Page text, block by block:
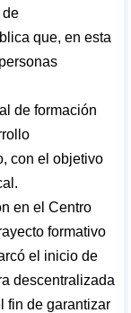
de
que, en esta
de formación
con el objetivo
en el Centro
formativo
el inicio de
descentralizada
fin de garantizar